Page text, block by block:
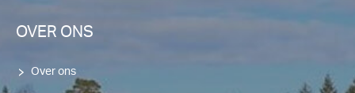
OVER ONS
Over ons